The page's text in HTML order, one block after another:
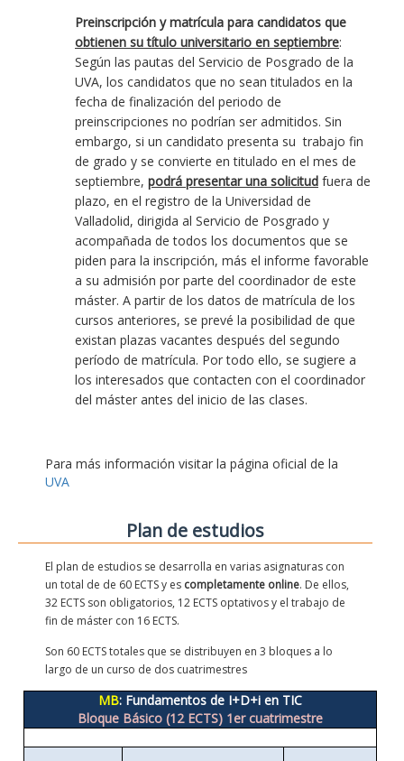
Preinscripción y matrícula para candidatos que
obtienen su título universitario en septiembre:
Según las pautas del Servicio de Posgrado de la
UVA, los candidatos que no sean titulados en la
fecha de finalización del periodo de
preinscripciones no podrían ser admitidos. Sin
embargo, si un candidato presenta su trabajo fin
de grado y se convierte en titulado en el mes de
septiembre, podrá presentar una solicitud fuera de
plazo, en el registro de la Universidad de
Valladolid, dirigida al Servicio de Posgrado y
acompañada de todos los documentos que se
piden para la inscripción, más el informe favorable
a su admisión por parte del coordinador de este
máster. A partir de los datos de matrícula de los
cursos anteriores, se prevé la posibilidad de que
existan plazas vacantes después del segundo
período de matrícula. Por todo ello, se sugiere a
los interesados que contacten con el coordinador
del máster antes del inicio de las clases.
Para más información visitar la página oficial de la
UVA
Plan de estudios
El plan de estudios se desarrolla en varias asignaturas con
un total de de 60 ECTS y es completamente online. De ellos,
32 ECTS son obligatorios, 12 ECTS optativos y el trabajo de
fin de máster con 16 ECTS.
Son 60 ECTS totales que se distribuyen en 3 bloques a lo
largo de un curso de dos cuatrimestres
MB: Fundamentos de I+D+i en TIC
Bloque Básico (12 ECTS) 1er cuatrimestre